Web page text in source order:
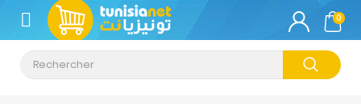
CATÉGORIE
Climatisation
0